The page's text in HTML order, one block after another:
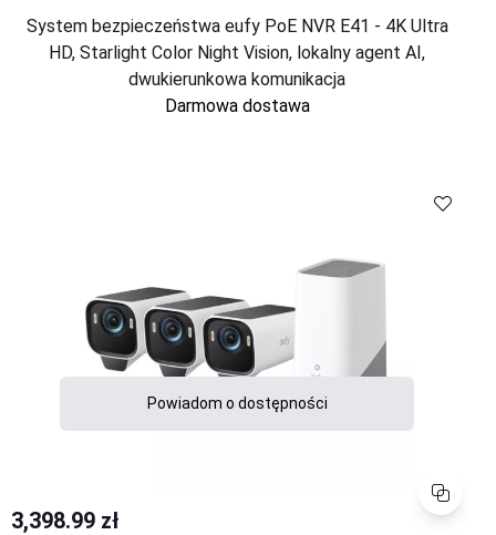
System bezpieczeństwa eufy PoE NVR E41 - 4K Ultra
HD, Starlight Color Night Vision, lokalny agent AI,
dwukierunkowa komunikacja
Darmowa dostawa
Porównaj
Powiadom o dostępności
3,398.99 zł